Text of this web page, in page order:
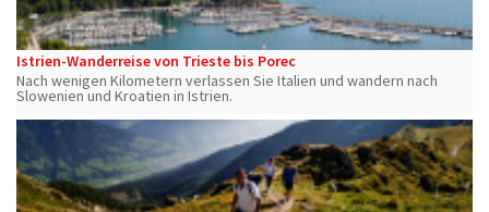
Istrien-Wanderreise von Trieste bis Porec
Nach wenigen Kilometern verlassen Sie Italien und wandern nach
Slowenien und Kroatien in Istrien.